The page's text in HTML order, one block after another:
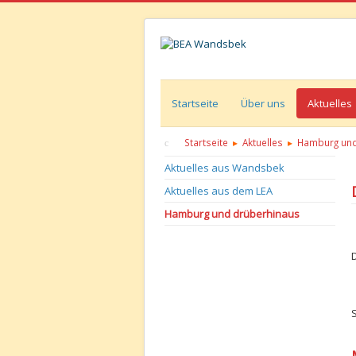
Startseite Über uns Aktuelles
Startseite Aktuelles Hamburg
Aktuelles aus Wandsbek
Aktuelles aus dem LEA
Hamburg und drüberhinaus